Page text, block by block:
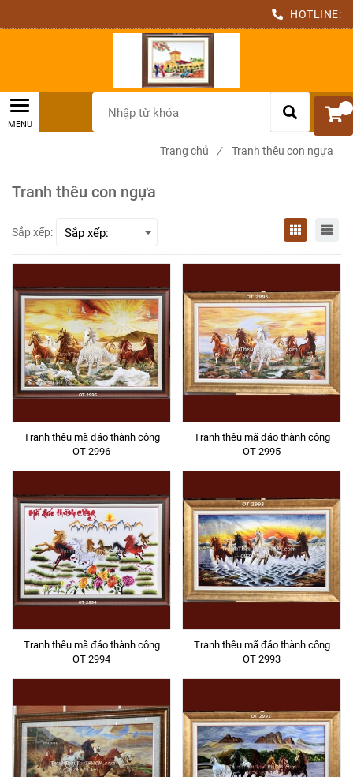
HOTLINE:
Trang chủ / Tranh thêu con ngựa
Tranh thêu con ngựa
Sắp xếp:
Tranh thêu mã đáo thành công
OT 2996
Tranh thêu mã đáo thành công
OT 2995
Tranh thêu mã đáo thành công
OT 2994
Tranh thêu mã đáo thành công
OT 2993